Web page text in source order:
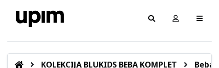
KOLEKCIJA BLUKIDS BEBA KOMPLET Beba